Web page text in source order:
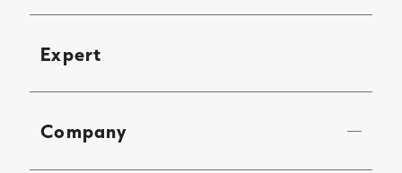
Expert
Company